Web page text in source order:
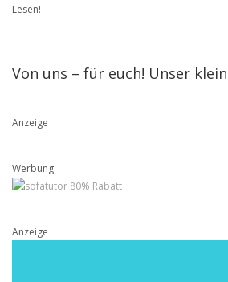
Lesen!
Von uns – für euch! Unser
Anzeige
Werbung
Anzeige